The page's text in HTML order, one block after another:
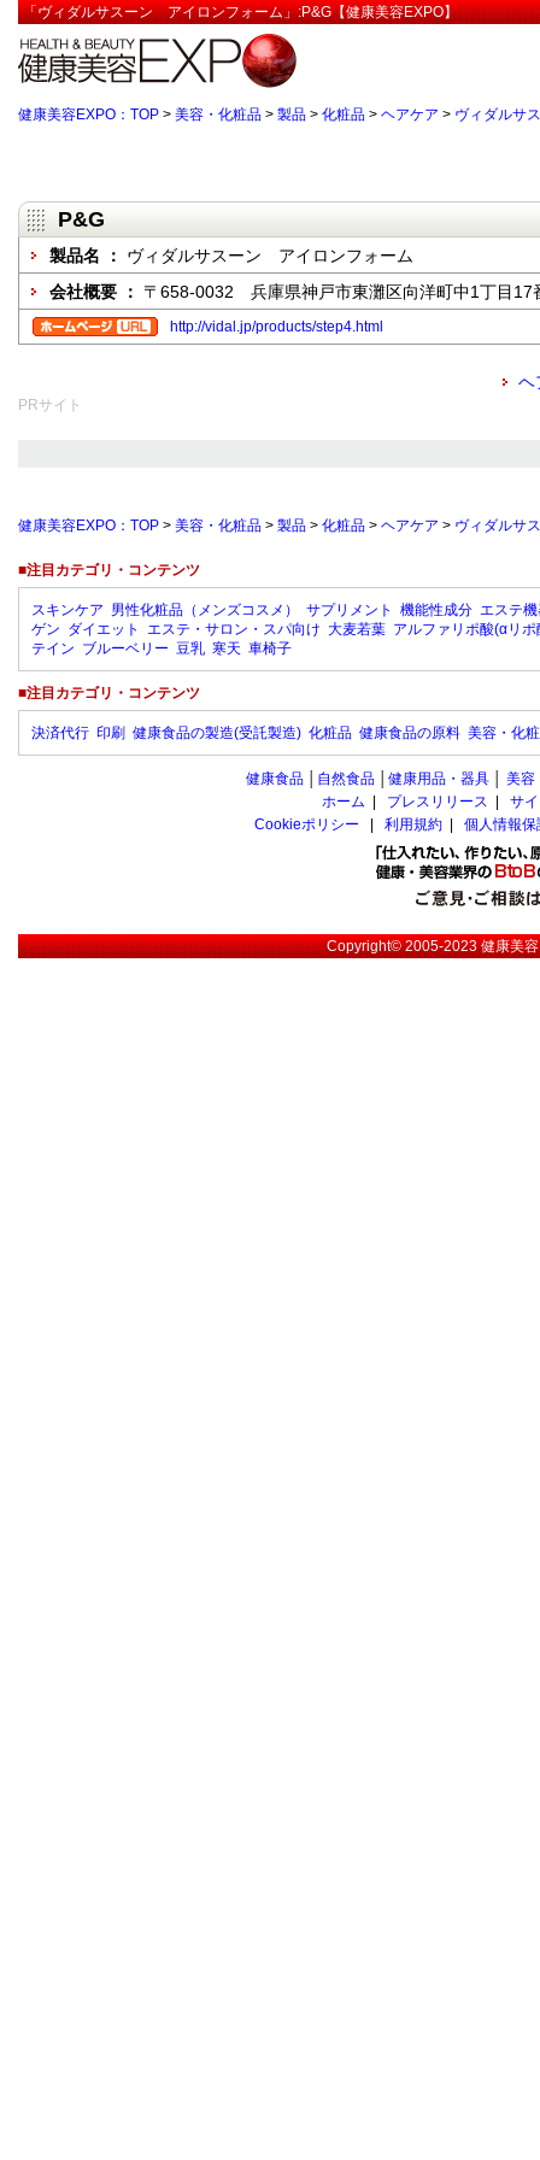
「ヴィダルサスーン アイロンフォーム」:P&G【健康美容EXPO】
健康美容EXPO：TOP > 美容・化粧品 > 製品 > 化粧品 > ヘアケア > ヴィダルサ
P&G
製品名 ： ヴィダルサスーン アイロンフォーム
会社概要 ： 〒658-0032 兵庫県神戸市東灘区向洋町中1丁目17
http://vidal.jp/products/step4.html
ヘ
PRサイト
健康美容EXPO：TOP > 美容・化粧品 > 製品 > 化粧品 > ヘアケア > ヴィダルサ
■注目カテゴリ・コンテンツ
スキンケア 男性化粧品（メンズコスメ） サプリメント 機能性成分 エステ
ゲン ダイエット エステ・サロン・スパ向け 大麦若葉 アルファリポ酸(αリポ
テイン ブルーベリー 豆乳 寒天 車椅子
■注目カテゴリ・コンテンツ
決済代行 印刷 健康食品の製造(受託製造) 化粧品 健康食品の原料 美容・化
健康食品 自然食品 健康用品・器具 美容
ホーム
プレスリリース
サ
Cookieポリシー
利用規約 個人情報
Copyright© 2005-2023健康美